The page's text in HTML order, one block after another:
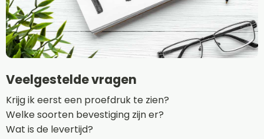
Veelgestelde vragen
Krijg ik eerst een proefdruk te zien?
Welke soorten bevestiging zijn er?
Wat is de levertijd?